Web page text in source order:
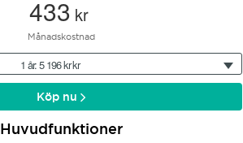
433 kr
Månadskostnad
1 år: 5 196 kr kr
Köp nu
Huvudfunktioner